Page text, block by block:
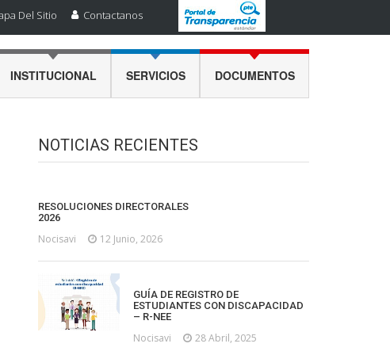
Del Sitio Contactanos
INSTITUCIONAL SERVICIOS DOCUMENTOS
NOTICIAS RECIENTES
RESOLUCIONES DIRECTORALES
2026
Nocisavi 12 Junio, 2026
GUÍA DE REGISTRO DE
ESTUDIANTES CON DISCAPACIDAD
– R-NEE
Nocisavi 28 Abril, 2025